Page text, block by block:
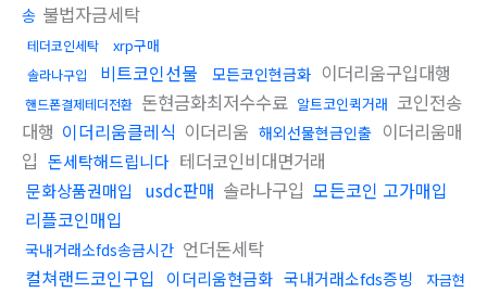
송 불법자금세탁
테더코인세탁 xrp구매
솔라나구입 비트코인선물 모든코인현금화 이더리움구입대행
핸드폰결제테더전환 돈현금화최저수수료 알트코인퀵거래 코인전송
대행 이더리움클레식 이더리움 해외선물현금인출 이더리움매
입 돈세탁해드립니다 테더코인비대면거래
문화상품권매입 usdc판매 솔라나구입 모든코인 고가매입
리플코인매입
국내거래소fds송금시간 언더돈세탁
컬쳐랜드코인구입
이더리움현금화 국내거래소fds증빙
자금현